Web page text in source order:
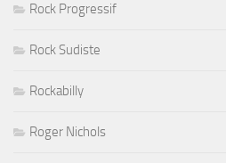
Rock Progressif
Rock Sudiste
Rockabilly
Roger Nichols